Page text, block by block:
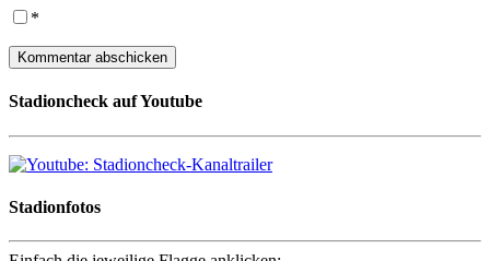
*
Stadioncheck auf Youtube
Stadionfotos